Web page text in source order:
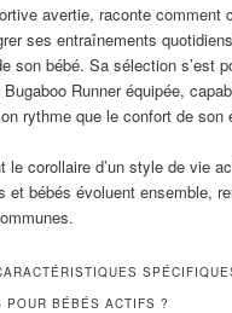
avertie, raconte comment
ses entraînements
son bébé. Sa sélection s’est
Runner équipée,
rythme que le confort de son
le corollaire d’un style de vie
et bébés évoluent ensemble,
POUR BÉBÉS ACTIFS ?